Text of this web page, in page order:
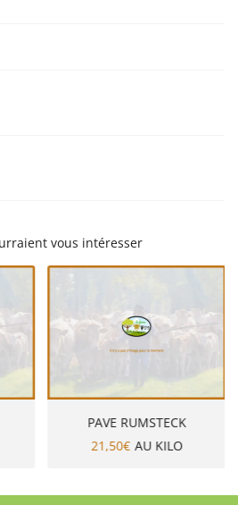
Restez
vous intéresser
PAVE RUMSTECK
21,50€ AU KILO